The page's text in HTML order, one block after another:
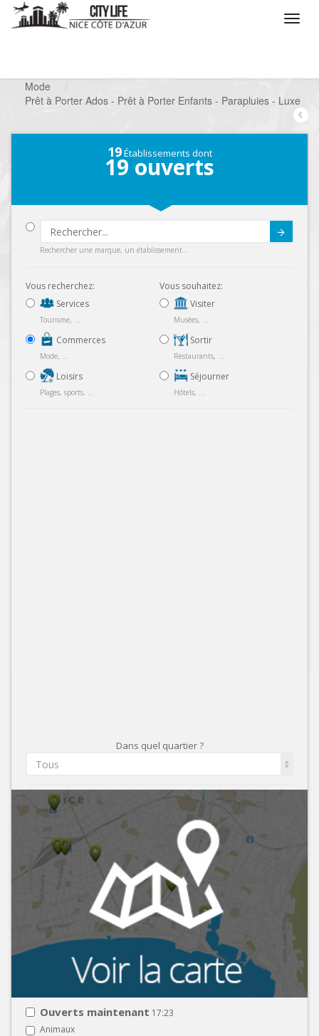
Mode
Prêt à Porter Ados - Prêt à Porter Enfants - Parapluies - Luxe
19Établissements dont
19 ouverts
Rechercher une marque, un établissement...
Vous recherchez:
Services
Tourisme, ...
Commerces
Mode, ...
Loisirs
Plages, sports, ...
Vous souhaitez:
Visiter
Musées, ...
Sortir
Restaurants, ...
Séjourner
Hôtels, ...
Dans quel quartier ?
Tous
Ouverts maintenant 17:23
Animaux